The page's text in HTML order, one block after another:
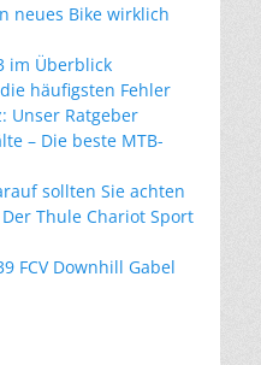
neues Bike wirklich
im Überblick
häufigsten Fehler
Unser Ratgeber
– Die beste MTB-
sollten Sie achten
Thule Chariot Sport
FCV Downhill Gabel